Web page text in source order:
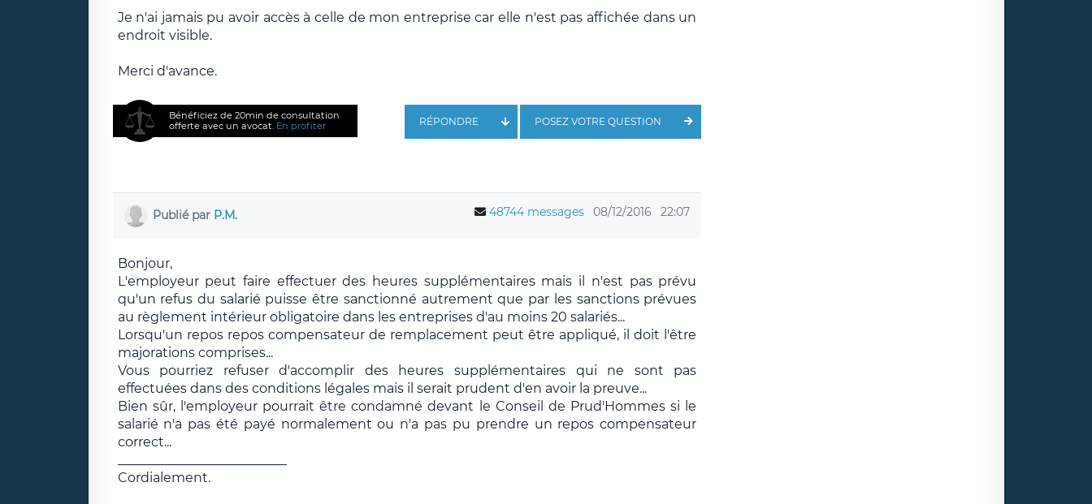
Je n'ai jamais pu avoir accès à celle de mon entreprise car elle n'est pas affichée dans un
endroit visible.
Merci d'avance.
Bénéficiez de 20min de consultation
offerte avec un avocat. En profiter POSEZ VOTRE QUESTION
RÉPONDRE
Publié par P.M. 48744 messages 08/12/2016 22:07
Bonjour,
L'employeur peut faire effectuer des heures supplémentaires mais il n'est pas prévu
qu'un refus du salarié puisse être sanctionné autrement que par les sanctions prévues
au règlement intérieur obligatoire dans les entreprises d'au moins 20 salariés...
Lorsqu'un repos repos compensateur de remplacement peut être appliqué, il doit l'être
majorations comprises...
Vous pourriez refuser d'accomplir des heures supplémentaires qui ne sont pas
effectuées dans des conditions légales mais il serait prudent d'en avoir la preuve...
Bien sûr, l'employeur pourrait être condamné devant le Conseil de Prud'Hommes si le
salarié n'a pas été payé normalement ou n'a pas pu prendre un repos compensateur
correct...
Cordialement.